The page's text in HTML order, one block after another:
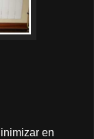
en